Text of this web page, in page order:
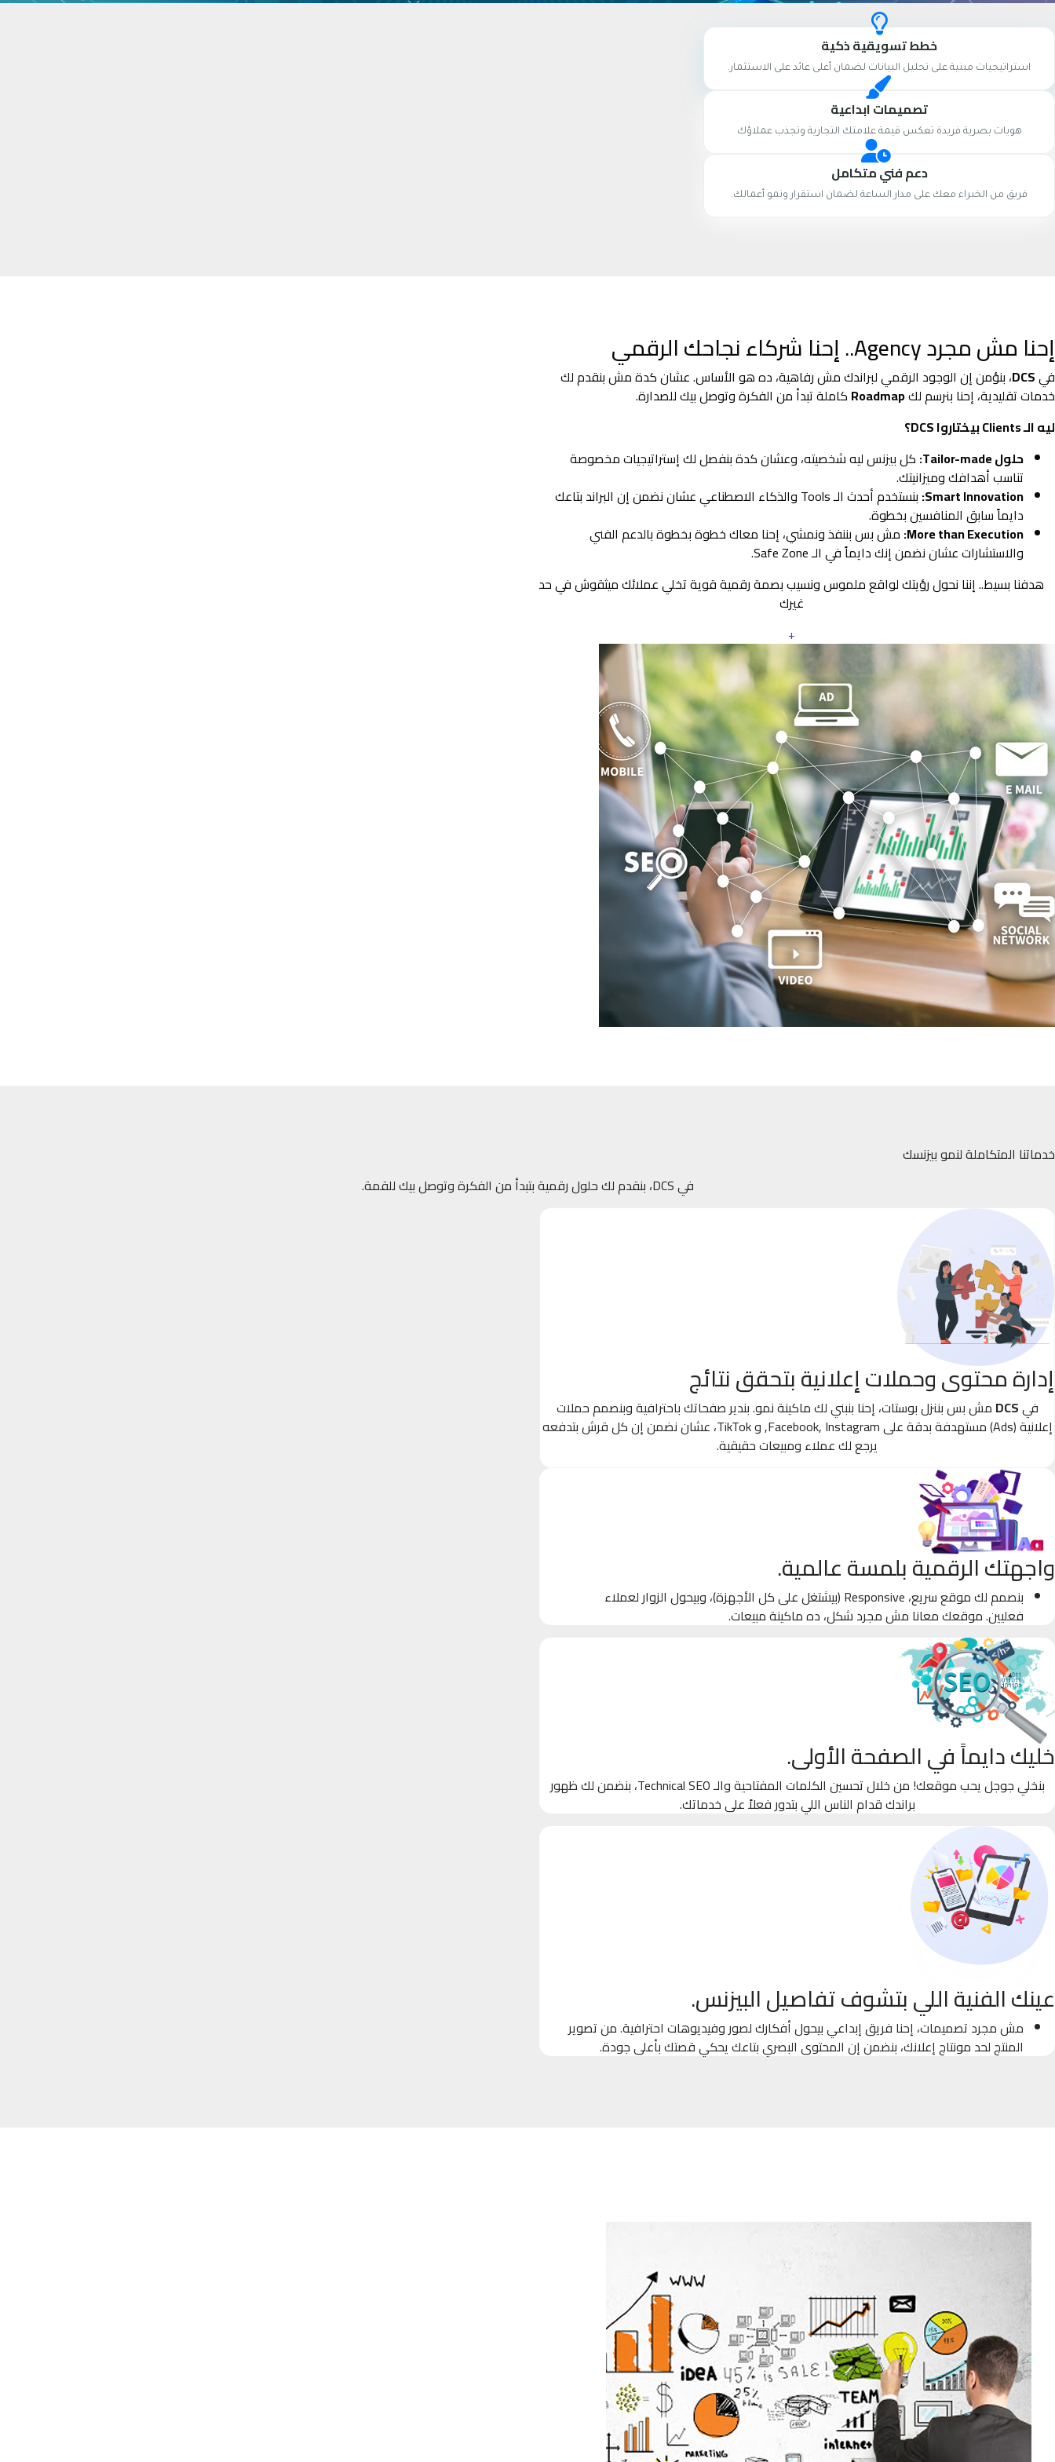
خطط تسويقية ذكية
استراتيجيات مبنية على تحليل البيانات لضمان أعلى عائد على الاستثمار.
تصميمات ابداعية
هويات بصرية فريدة تعكس قيمة علامتك التجارية وتجذب عملاؤك
دعم فني متكامل
فريق من الخبراء معك على مدار الساعة لضمان استقرار ونمو أعمالك.
إحنا مش مجرد Agency.. إحنا شركاء نجاحك الرقمي
فيDCS، بنؤمن إن الوجود الرقمي لبراندك مش رفاهية، ده هو الأساس. عشان كدة مش بنقدم لك
خدمات تقليدية، إحنا بنرسم لكRoadmap كاملة تبدأ من الفكرة وتوصل بيك للصدارة.
ليه الـ Clients بيختاروا DCS؟
حلول Tailor-made:
كل بيزنس ليه شخصيته، وعشان كدة بنفصل لك إستراتيجيات مخصوصة
تناسب أهدافك وميزانيتك.
Smart Innovation:
بنستخدم أحدث الـ Tools والذكاء الاصطناعي عشان نضمن إن البراند بتاعك
دايماً سابق المنافسين بخطوة.
More than Execution: مش بس بننفذ ونمشي، إحنا معاك خطوة بخطوة بالدعم الفني
والاستشارات عشان نضمن إنك دايماً في الـ Safe Zone.
هدفنا بسيط.. إننا نحول رؤيتك لواقع ملموس ونسيب بصمة رقمية قوية تخلي عملائك ميثقوش في حد
غيرك
+
خدماتنا المتكاملة لنمو بيزنسك
في DCS، بنقدم لك حلول رقمية بتبدأ من الفكرة وتوصل بيك للقمة.
إدارة محتوى وحملات إعلانية بتحقق نتائج
فيDCS مش بس بننزل بوستات، إحنا بنبني لك ماكينة نمو. بندير صفحاتك باحترافية وبنصمم حملات
إعلانية (Ads) مستهدفة بدقة على Facebook, Instagram, و TikTok، عشان نضمن إن كل قرش بتدفعه
يرجع لك عملاء ومبيعات حقيقية.
واجهتك الرقمية بلمسة عالمية.
بنصمم لك موقع سريع، Responsive (بيشتغل على كل الأجهزة)، وبيحول الزوار لعملاء
فعليين. موقعك معانا مش مجرد شكل، ده ماكينة مبيعات.
خليك دايماً في الصفحة الأولى.
بنخلي جوجل يحب موقعك! من خلال تحسين الكلمات المفتاحية والـ Technical SEO، بنضمن لك ظهور
براندك قدام الناس اللي بتدور فعلاً على خدماتك.
عينك الفنية اللي بتشوف تفاصيل البيزنس.
مش مجرد تصميمات، إحنا فريق إبداعي بيحول أفكارك لصور وفيديوهات احترافية. من تصوير
المنتج لحد مونتاج إعلانك، بنضمن إن المحتوى البصري بتاعك يحكي قصتك بأعلى جودة.